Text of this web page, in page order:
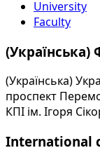
University
Faculty
(Українська)
(Українська)
проспект
КПІ ім. Ігоря
International